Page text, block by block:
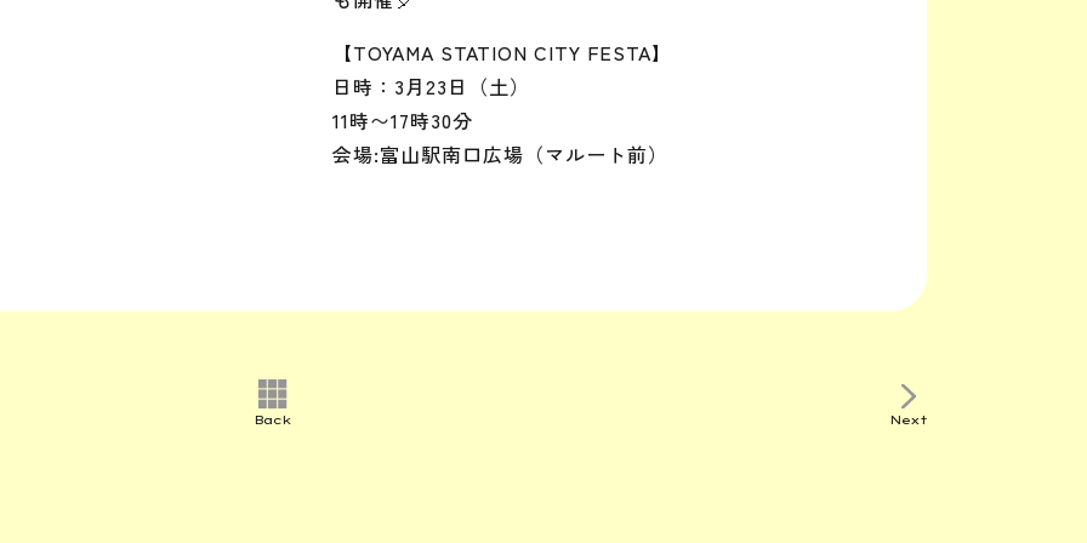
【TOYAMA STATION CITY FESTA】
日時：3月23日（土）
11時〜17時30分
会場:富山駅南口広場（マルート前）
Back Next